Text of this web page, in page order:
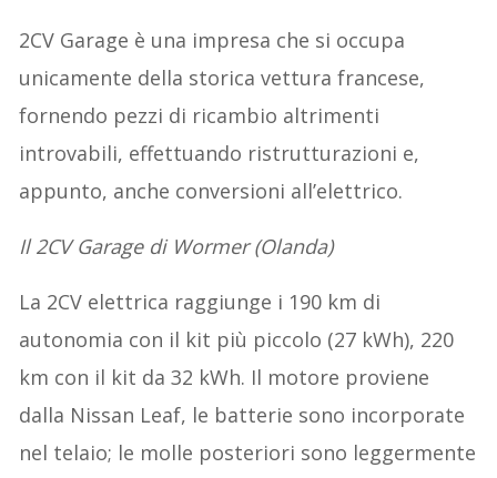
2CV Garage è una impresa che si occupa
unicamente della storica vettura francese,
fornendo pezzi di ricambio altrimenti
introvabili, effettuando ristrutturazioni e,
appunto, anche conversioni all’elettrico.
Il 2CV Garage di Wormer (Olanda)
La 2CV elettrica raggiunge i 190 km di
autonomia con il kit più piccolo (27 kWh), 220
km con il kit da 32 kWh. Il motore proviene
dalla Nissan Leaf, le batterie sono incorporate
nel telaio; le molle posteriori sono leggermente